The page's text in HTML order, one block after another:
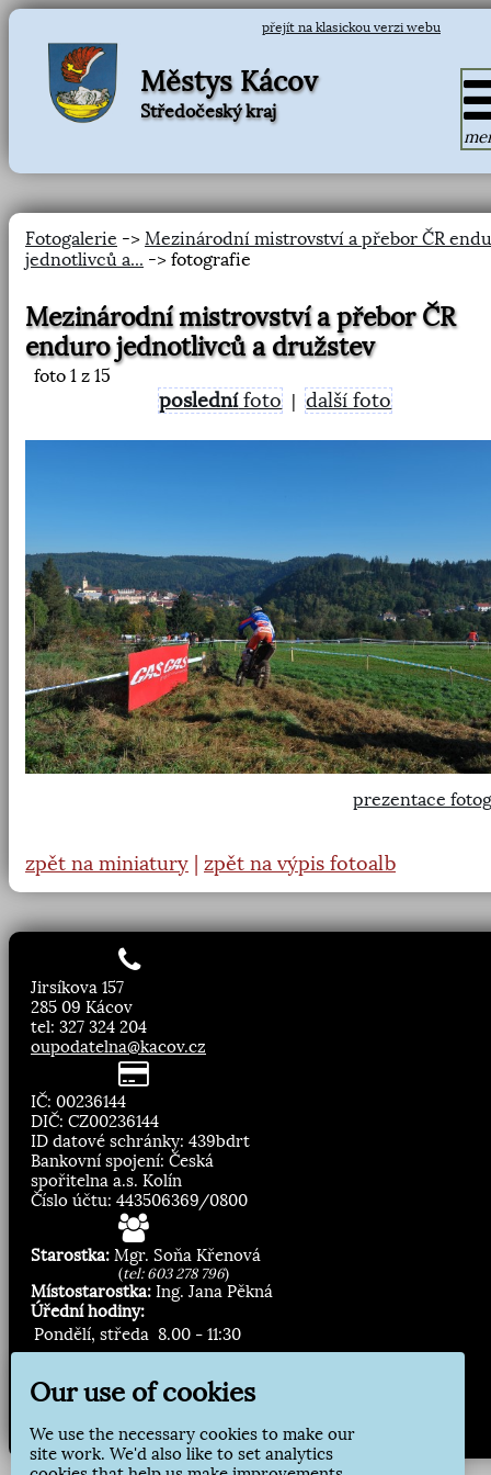
přejít na klasickou verzi webu
Městys Kácov
Středočeský kraj
Fotogalerie -> Mezinárodní mistrovství a přebor ČR
jednotlivců a... -> fotografie
Mezinárodní mistrovství a přebor ČR
enduro jednotlivců a družstev
foto 1 z 15
poslednífoto |další foto
prezentace
zpět na miniatury zpět na výpis fotoalb
Jirsíkova 157
285 09 Kácov
tel: 327 324 204
oupodatelna@kacov.cz
IČ: 00236144
DIČ: CZ00236144
ID datové schránky: 439bdrt
Bankovní spojení: Česká
spořitelna a.s. Kolín
Číslo účtu: 443506369/0800
Starostka: Mgr. Soňa Křenová
(tel: 603 278 796)
Místostarostka: Ing. Jana Pěkná
Úřední hodiny:
Pondělí, středa 8.00 - 11:30
Přihlásit odběr
Our use of cookies
We use the necessary cookies to make our
site work. We'd also like to set analytics